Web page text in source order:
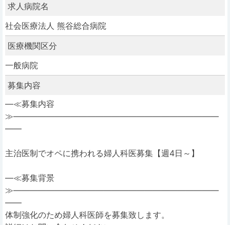
求人病院名
社会医療法人 熊谷総合病院
医療機関区分
一般病院
募集内容
―≪募集内容
≫―――――――――――――――――――――――――
――
主治医制でオペに携われる婦人科医募集【週4日～】
―≪募集背景
≫―――――――――――――――――――――――――
――
体制強化のため婦人科医師を募集致します。